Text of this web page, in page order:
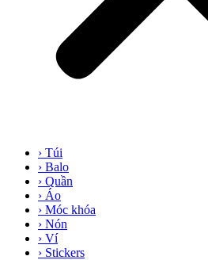
› Túi
› Balo
› Quần
› Áo
› Móc khóa
› Nón
› Ví
› Stickers